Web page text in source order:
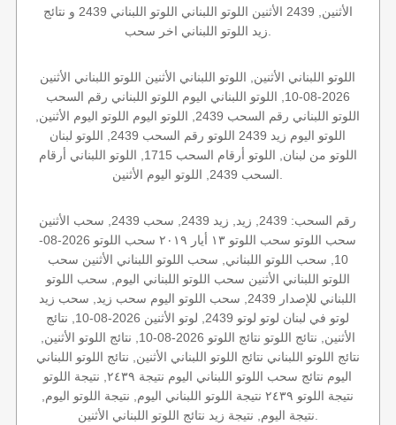
الأثنين, 2439 الأثنين اللوتو اللبناني اللوتو اللبناني 2439 و نتائج
اللوتو اللبناني الأثنين, اللوتو اللبناني الأثنين اللوتو اللبناني الأثنين
2026-08-10, اللوتو اللبناني اليوم اللوتو اللبناني رقم السحب
اللوتو اللبناني رقم السحب 2439, اللوتو اليوم اللوتو اليوم الأثنين,
اللوتو اليوم زيد 2439 اللوتو رقم السحب 2439, اللوتو لبنان
اللوتو من لبنان, اللوتو أرقام السحب 1715, اللوتو اللبناني أرقام
رقم السحب: 2439, زيد, زيد 2439, سحب 2439, سحب الأثنين
سحب اللوتو سحب اللوتو ١٣ أيار ٢٠١٩ سحب اللوتو 2026-08-
10, سحب اللوتو اللبناني, سحب اللوتو اللبناني الأثنين سحب
اللوتو اللبناني الأثنين سحب اللوتو اللبناني اليوم, سحب اللوتو
اللبناني للإصدار 2439, سحب اللوتو اليوم سحب زيد, سحب زيد
لوتو في لبنان لوتو لوتو 2439, لوتو الأثنين 2026-08-10, نتائج
الأثنين, نتائج اللوتو نتائج اللوتو 2026-08-10, نتائج اللوتو الأثنين,
نتائج اللوتو اللبناني نتائج اللوتو اللبناني الأثنين, نتائج اللوتو اللبناني
اليوم نتائج سحب اللوتو اللبناني اليوم نتيجة ٢٤٣٩, نتيجة اللوتو
نتيجة اللوتو ٢٤٣٩ نتيجة اللوتو اللبناني اليوم, نتيجة اللوتو اليوم,